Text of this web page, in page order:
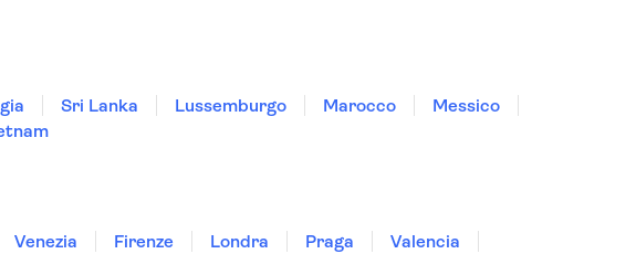
Sri Lanka Lussemburgo Marocco
Messico
Venezia Firenze Londra Praga
Valencia